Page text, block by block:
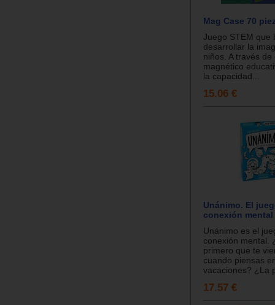
Mag Case 70
Juego STEM que
desarrollar la
niños. A través
magnético
la capacidad...
15.06 €
Unánimo. El
conexión mental
Unánimo es el
conexión mental.
primero que te
cuando piensas
vacaciones? ¿La
17.57 €